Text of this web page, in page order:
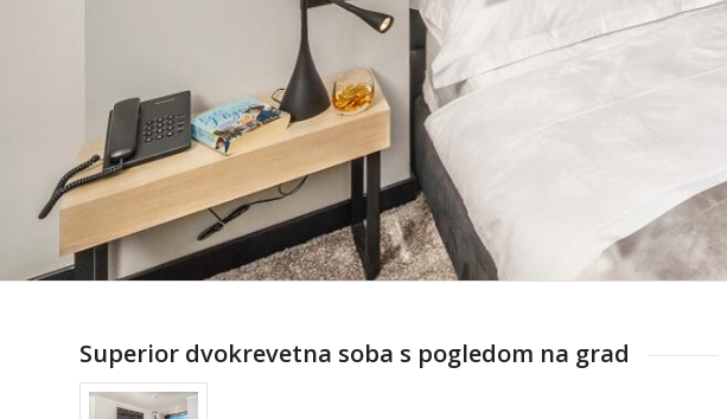
Superior dvokrevetna soba s pogledom na grad